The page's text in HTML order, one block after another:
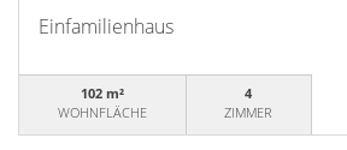
Einfamilienhaus
102 m²
WOHNFLÄCHE
4
ZIMMER